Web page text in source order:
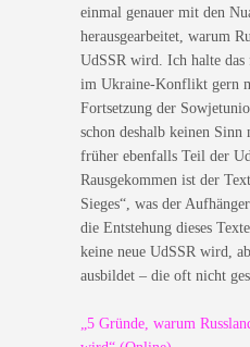
einmal genauer mit den
herausgearbeitet, warum
UdSSR wird. Ich halte
im Ukraine-Konflikt gern
Fortsetzung der
schon deshalb keinen
früher ebenfalls Teil der
Rausgekommen ist der
Sieges“, was der
die Entstehung dieses
keine neue UdSSR wird,
ausbildet – die oft nicht
„5 Gründe, warum